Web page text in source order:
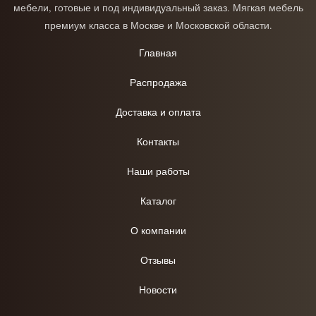
мебели, готовые и под индивидуальный заказ. Мягкая мебель
премиум класса в Москве и Московской области.
Главная
Распродажа
Доставка и оплата
Контакты
Наши работы
Каталог
О компании
Отзывы
Новости